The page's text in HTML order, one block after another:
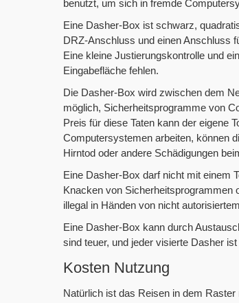
benutzt, um sich in fremde
Eine Dasher-Box ist schwarz,
DRZ-Anschluss und einen Anschluss
Eine kleine Justierungskontrolle und
Eingabefläche fehlen.
Die Dasher-Box wird zwischen dem
möglich, Sicherheitsprogramme von
Preis für diese Taten kann der eigene
Computersystemen arbeiten, können
Hirntod oder andere Schädigungen
Eine Dasher-Box darf nicht mit einem
Knacken von Sicherheitsprogrammen
illegal in Händen von nicht
Eine Dasher-Box kann durch
sind teuer, und jeder visierte Dasher
Kosten Nutzung
Natürlich ist das Reisen in dem